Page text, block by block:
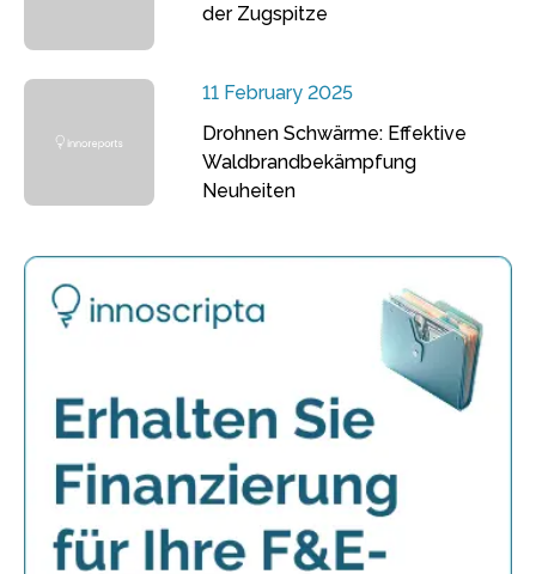
der Zugspitze
11 February 2025
Drohnen Schwärme: Effektive
Waldbrandbekämpfung
Neuheiten